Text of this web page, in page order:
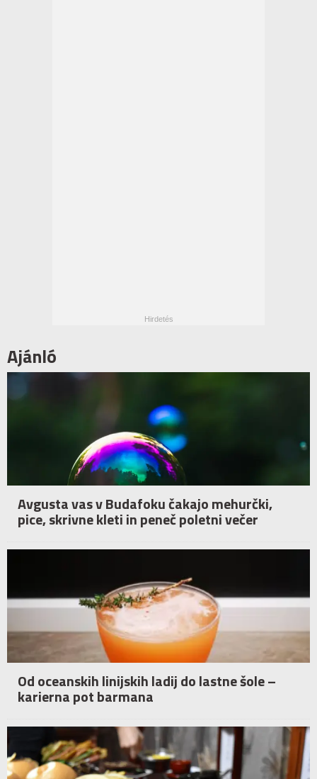
Ajánló
Avgusta vas v Budafoku čakajo mehurčki,
pice, skrivne kleti in peneč poletni večer
Od oceanskih linijskih ladij do lastne šole –
karierna pot barmana